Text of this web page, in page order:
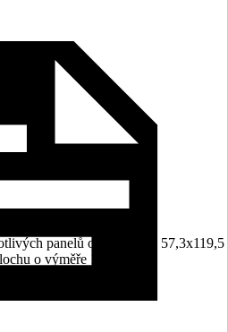
panelů o rozměrech 57,3x119,5
o výměře 1,35 m².